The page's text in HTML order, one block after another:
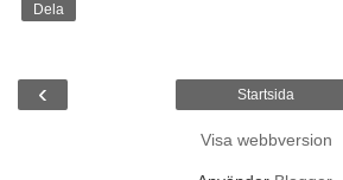
Dela
‹ Startsida
Visa webbversion